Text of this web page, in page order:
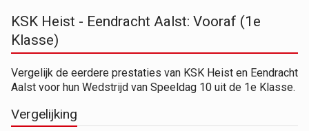
KSK Heist - Eendracht Aalst: Vooraf (1e
Klasse)
Vergelijk de eerdere prestaties van KSK Heist en Eendracht
Aalst voor hun Wedstrijd van Speeldag 10 uit de 1e Klasse.
Vergelijking